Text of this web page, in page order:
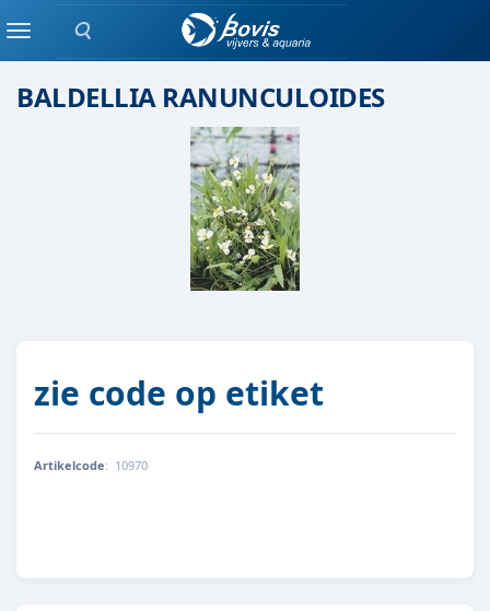
Zoeken
Menumoeras/waterplanten
BALDELLIA RANUNCULOIDES
zie code op etiket
Artikelcode: 10970